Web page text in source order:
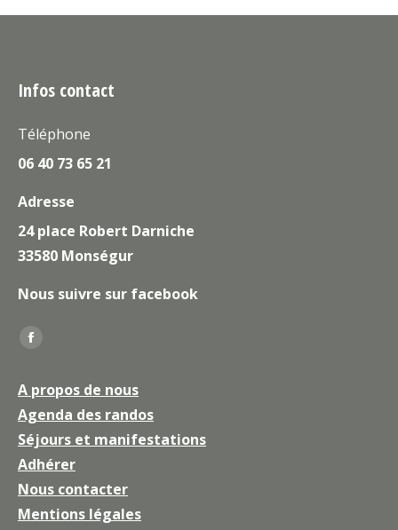
Infos contact
Téléphone
06 40 73 65 21
Adresse
24 place Robert Darniche
33580 Monségur
Nous suivre sur facebook
Trouvez nous sur :
La
Facebook
s'ouvre
dans
une
nouvelle
fenêtre
A propos de nous
Agenda des randos
Séjours et manifestations
Adhérer
Nous contacter
Mentions légales